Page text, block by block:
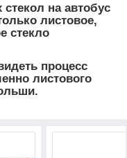
на автобус
листовое,
стекло
процесс
листового